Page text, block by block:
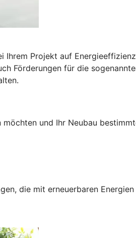
Projekt auf
Förderungen für die
und Ihr Neubau
die mit erneuerbaren